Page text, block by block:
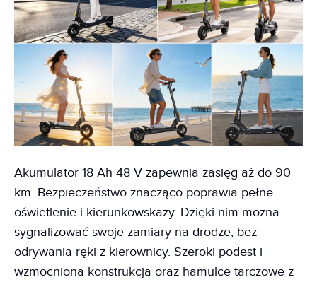
Akumulator 18 Ah 48 V zapewnia zasięg aż do 90
km. Bezpieczeństwo znacząco poprawia pełne
oświetlenie i kierunkowskazy. Dzięki nim można
sygnalizować swoje zamiary na drodze, bez
odrywania ręki z kierownicy. Szeroki podest i
wzmocniona konstrukcja oraz hamulce tarczowe z